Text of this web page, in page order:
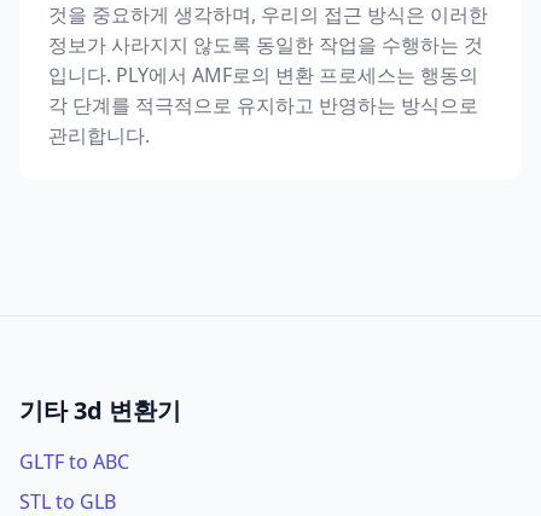
것을 중요하게 생각하며, 우리의 접근 방식은 이러한
정보가 사라지지 않도록 동일한 작업을 수행하는 것
입니다. PLY에서 AMF로의 변환 프로세스는 행동의
각 단계를 적극적으로 유지하고 반영하는 방식으로
관리합니다.
기타 3d 변환기
GLTF to ABC
STL to GLB